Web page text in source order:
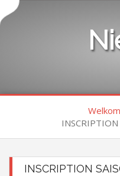
Welkom
INSCRIPTION